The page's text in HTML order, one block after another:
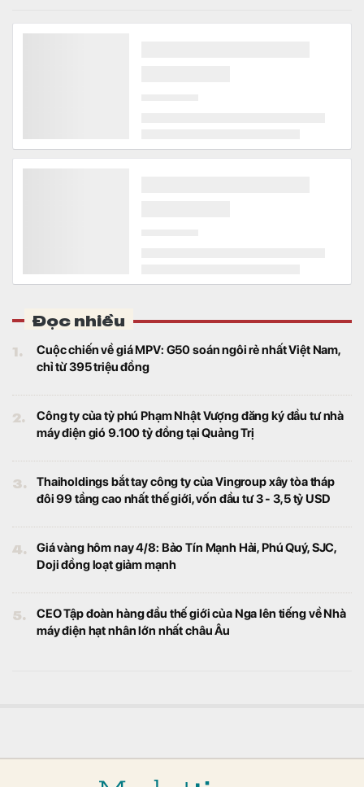
Cuba cắt giảm 92.000 việc làm: chuyện gì đang diễn
Chính phủ ban hành.
Danh sách 4 trường đại học trực thuộc Đại học Kinh
tế TP.HCM
Bốn trường thành viên của Đại học Kinh tế
TP.HCM (UEH) được tổ chức theo từng lĩnh
vực đào tạo mũi nhọn, tạo nên hệ sinh thái
giáo dục đa ngành của nhà trường.
Mới nhất: 9 cổ phiếu "hot" có thể lọt rổ FTSE GEIS
trong kỳ nâng hạng tháng 9
Tài chính
Theo kịch bản của SSI Research, tổng dòng
gỡ khó khăn, vướng mắc cho các dự án tồn